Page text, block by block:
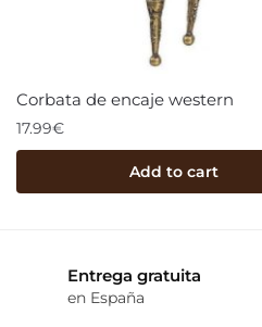
Corbata de encaje western
17.99€
Add to cart
Entrega gratuita
en España